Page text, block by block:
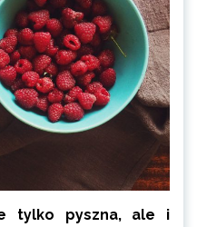
tylko pyszna, ale i